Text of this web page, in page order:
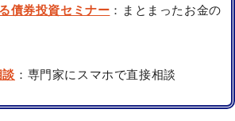
債券投資セミナー ：まとまったお金の
：専門家にスマホで直接相談